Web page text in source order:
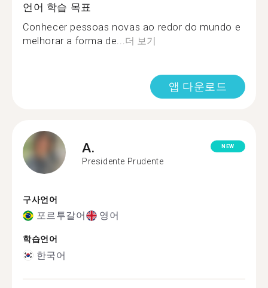
언어 학습 목표
Conhecer pessoas novas ao redor do mundo e
melhorar a forma de... 더 보기
앱 다운로드
A.
Presidente Prudente
NEW
구사언어
포르투갈어 영어
학습언어
한국어